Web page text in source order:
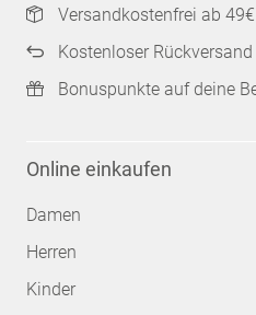
Versandkostenfrei ab
Kostenloser Rückversand
Bonuspunkte auf deine
Online einkaufen
Damen
Herren
Kinder